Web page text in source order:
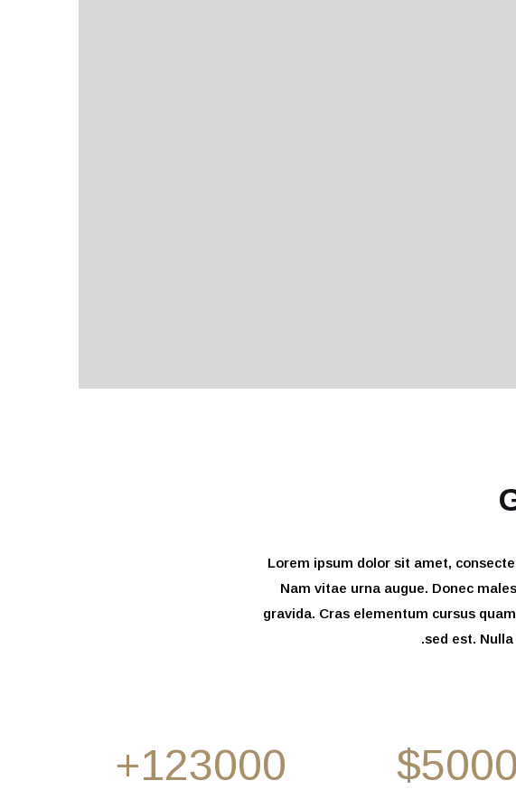
Lorem ipsum dolor sit amet,
Nam vitae urna augue. Donec
gravida. Cras elementum cursus
sed est.
123000
+ $5000